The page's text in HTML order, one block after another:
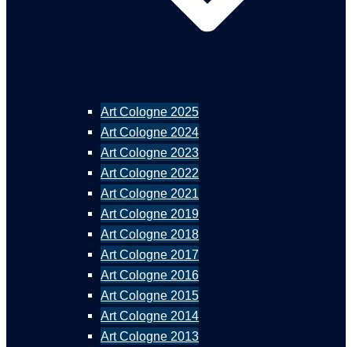
Art Cologne 2025
Art Cologne 2024
Art Cologne 2023
Art Cologne 2022
Art Cologne 2021
Art Cologne 2019
Art Cologne 2018
Art Cologne 2017
Art Cologne 2016
Art Cologne 2015
Art Cologne 2014
Art Cologne 2013